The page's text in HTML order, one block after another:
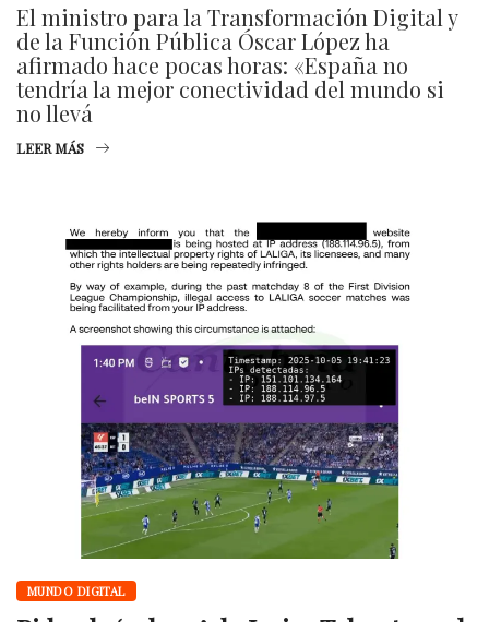
El ministro para la Transformación Digital y
de la Función Pública Óscar López ha
afirmado hace pocas horas: «España no
tendría la mejor conectividad del mundo si
no llevá
LEER MÁS
MUNDO DIGITAL